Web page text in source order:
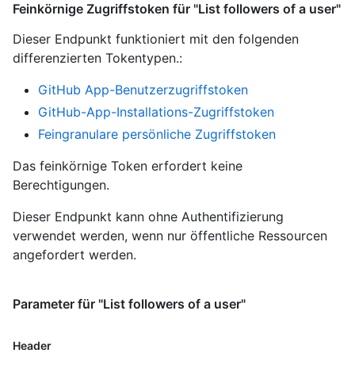
Feinkörnige Zugriffstoken für "List followers of a user"
Dieser Endpunkt funktioniert mit den folgenden
differenzierten Tokentypen.:
GitHub App-Benutzerzugriffstoken
GitHub-App-Installations-Zugriffstoken
Feingranulare persönliche Zugriffstoken
Das feinkörnige Token erfordert keine
Berechtigungen.
Dieser Endpunkt kann ohne Authentifizierung
verwendet werden, wenn nur öffentliche Ressourcen
angefordert werden.
Parameter für "List followers of a user"
Header